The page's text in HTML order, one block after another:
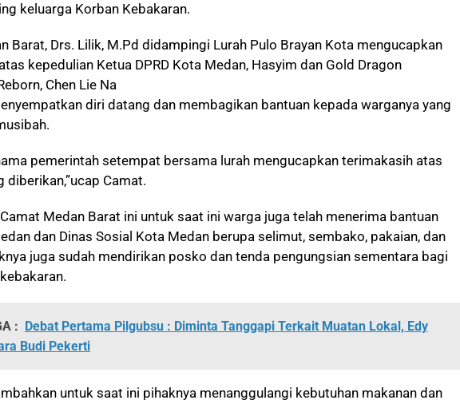
keluarga Korban Kebakaran.
Barat, Drs. Lilik, M.Pd didampingi Lurah Pulo Brayan Kota mengucapkan
kepedulian Ketua DPRD Kota Medan, Hasyim dan Gold Dragon
Chen Lie Na
diri datang dan membagikan bantuan kepada warganya yang
pemerintah setempat bersama lurah mengucapkan terimakasih atas
diberikan,”ucap Camat.
Medan Barat ini untuk saat ini warga juga telah menerima bantuan
dan Dinas Sosial Kota Medan berupa selimut, sembako, pakaian, dan
juga sudah mendirikan posko dan tenda pengungsian sementara bagi
: Debat Pertama Pilgubsu : Diminta Tanggapi Terkait Muatan Lokal, Edy
Budi Pekerti
untuk saat ini pihaknya menanggulangi kebutuhan makanan dan